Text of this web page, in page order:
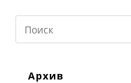
Search
this
Архив